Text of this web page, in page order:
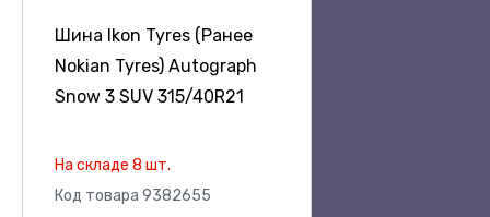
Шина Ikon Tyres (Ранее
Nokian Tyres) Autograph
Snow 3 SUV 315/40R21
На складе 8 шт.
Код товара 9382655